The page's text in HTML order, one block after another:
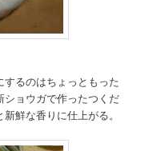
るのはちょっともった
ショウガで作ったつくだ
鮮な香りに仕上がる。